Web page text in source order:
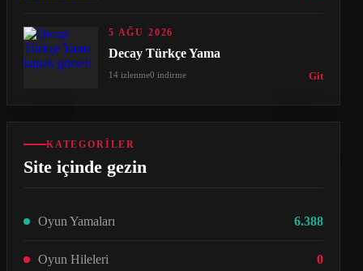
5 AĞU 2026
Decay Türkçe Yama
14 izlenme0 indirme Git
KATEGORILER
Site içinde gezin
Oyun Yamaları 6.388
Oyun Hileleri 0